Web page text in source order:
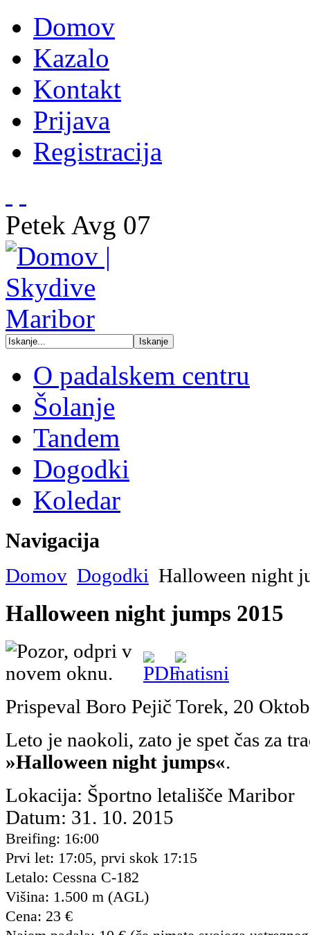
Domov
Kazalo
Kontakt
Prijava
Registracija
Petek Avg 07
O padalskem centru
Šolanje
Tandem
Dogodki
Koledar
Navigacija
Domov Dogodki Halloween night
Halloween night jumps 2015
Prispeval Boro Pejič Torek, 20
Leto je naokoli, zato je spet čas za
»Halloween night jumps«.
Lokacija: Športno letališče Maribor
Datum: 31. 10. 2015
Breifing: 16:00
Prvi let: 17:05, prvi skok 17:15
Letalo: Cessna C-182
Višina: 1.500 m (AGL)
Cena: 23 €